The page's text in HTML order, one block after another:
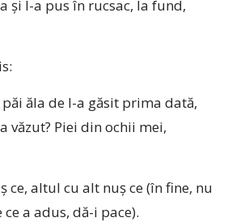
și l-a pus în rucsac, la fund,
ăla de l-a găsit prima dată,
văzut? Piei din ochii mei,
ce, altul cu alt nuș ce (în fine, nu
a adus, dă-i pace).